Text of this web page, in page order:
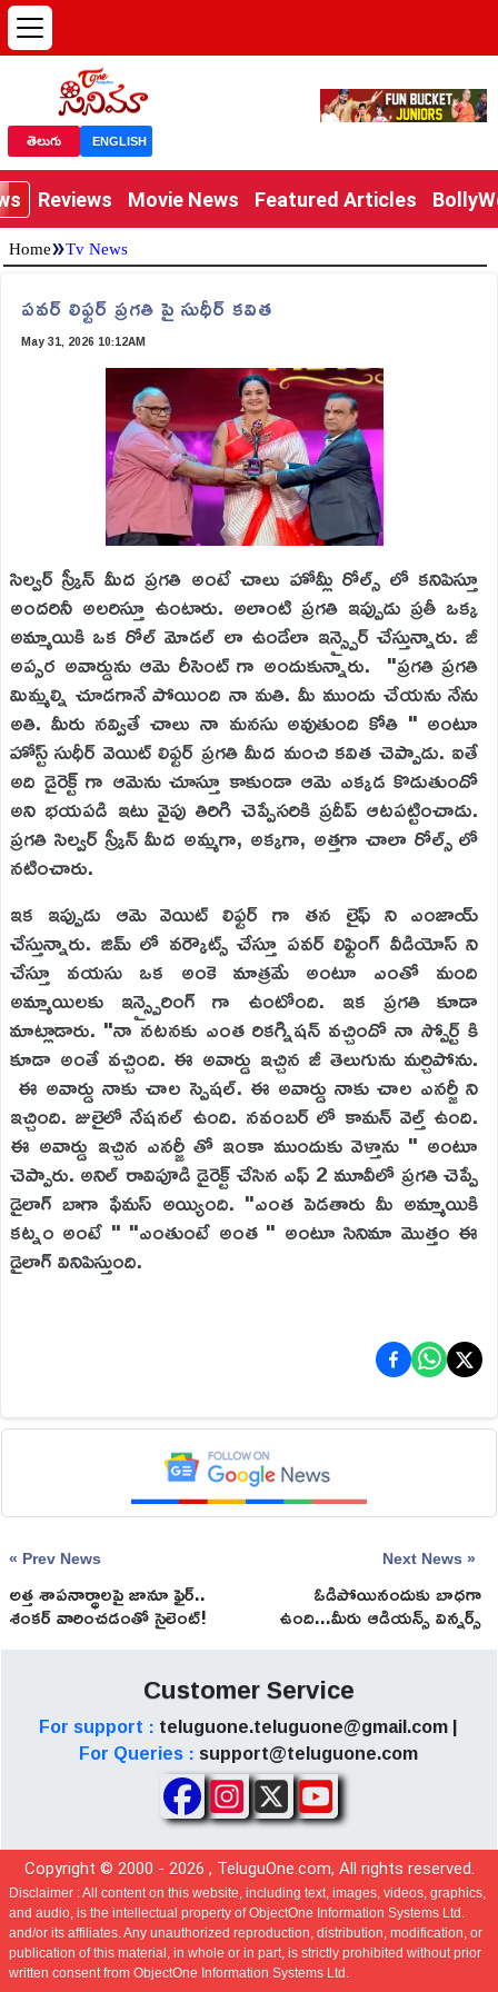
తెలుగు ENGLISH
Reviews Movie News Featured Articles
Home»Tv News
పవర్ లిఫ్టర్ ప్రగతి పై సుధీర్ కవిత
May 31, 2026 10:12AM
సిల్వర్ స్క్రీన్ మీద ప్రగతి అంటే చాలు హోమ్లీ రోల్స్ లో కనిపిస్తూ
అందరినీ అలరిస్తూ ఉంటారు. అలాంటి ప్రగతి ఇప్పుడు ప్రతీ ఒక్క
అమ్మాయికి ఒక రోల్ మోడల్ లా ఉండేలా ఇన్స్పైర్ చేస్తున్నారు. జీ
అప్సర అవార్డును ఆమె రీసెంట్ గా అందుకున్నారు. "ప్రగతి ప్రగతి
మిమ్మల్ని చూడగానే పోయింది నా మతి. మీ ముందు చేయను నేను
అతి. మీరు నవ్వితే చాలు నా మనసు అవుతుంది కోతి " అంటూ
హోస్ట్ సుధీర్ వెయిట్ లిఫ్టర్ ప్రగతి మీద మంచి కవిత చెప్పాడు. ఐతే
అది డైరెక్ట్ గా ఆమెను చూస్తూ కాకుండా ఆమె ఎక్కడ కొడుతుందో
అని భయపడి ఇటు వైపు తిరిగి చెప్పేసరికి ప్రదీప్ ఆటపట్టించాడు.
ప్రగతి సిల్వర్ స్క్రీన్ మీద అమ్మగా, అక్కగా, అత్తగా చాలా రోల్స్ లో
నటించారు.
ఇక ఇప్పుడు ఆమె వెయిట్ లిఫ్టర్ గా తన లైఫ్ ని ఎంజాయ్
చేస్తున్నారు. జిమ్ లో వర్కౌట్స్ చేస్తూ పవర్ లిఫ్టింగ్ వీడియోస్ ని
చేస్తూ వయసు ఒక అంకె మాత్రమే అంటూ ఎంతో మంది
అమ్మాయిలకు ఇన్స్పైరింగ్ గా ఉంటోంది. ఇక ప్రగతి కూడా
మాట్లాడారు. "నా నటనకు ఎంత రికగ్నిషన్ వచ్చిందో నా స్పోర్ట్ కి
కూడా అంతే వచ్చింది. ఈ అవార్డు ఇచ్చిన జీ తెలుగును మర్చిపోను.
ఈ అవార్డు నాకు చాల స్పెషల్. ఈ అవార్డు నాకు చాల ఎనర్జీ ని
ఇచ్చింది. జులైలో నేషనల్ ఉంది. నవంబర్ లో కామన్ వెల్త్ ఉంది.
ఈ అవార్డు ఇచ్చిన ఎనర్జీ తో ఇంకా ముందుకు వెళ్తాను " అంటూ
చెప్పారు. అనిల్ రావిపూడి డైరెక్ట్ చేసిన ఎఫ్ 2 మూవీలో ప్రగతి చెప్పే
డైలాగ్ బాగా ఫేమస్ అయ్యింది. "ఎంత పెడతారు మీ అమ్మాయికి
కట్నం అంటే " "ఎంతుంటే అంత " అంటూ సినిమా మొత్తం ఈ
డైలాగ్ వినిపిస్తుంది.
« Prev News
అత్త శాపనార్థాలపై జానూ ఫైర్..
శంకర్ వారించడంతో సైలెంట్!
Next News »
ఓడిపోయినందుకు బాధగా
ఉంది...మీరు ఆడియన్స్ విన్నర్స్
అన్న నెటిజన్స్
Customer Service
For support : teluguone.teluguone@gmail.com |
For Queries : support@teluguone.com
Copyright © 2000 - 2026 , TeluguOne.com, All rights reserved.
Disclaimer :All content on this website, including text, images, videos, graphics,
and audio, is the intellectual property of ObjectOne Information Systems Ltd.
and/or its affiliates. Any unauthorized reproduction, distribution, modification, or
publication of this material, in whole or in part, is strictly prohibited without prior
written consent from ObjectOne Information Systems Ltd.